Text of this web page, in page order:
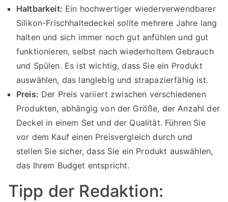
Haltbarkeit: Ein hochwertiger wiederverwendbarer
Silikon-Frischhaltedeckel sollte mehrere Jahre lang
halten und sich immer noch gut anfühlen und gut
funktionieren, selbst nach wiederholtem Gebrauch
und Spülen. Es ist wichtig, dass Sie ein Produkt
auswählen, das langlebig und strapazierfähig ist.
Preis: Der Preis variiert zwischen verschiedenen
Produkten, abhängig von der Größe, der Anzahl der
Deckel in einem Set und der Qualität. Führen Sie
vor dem Kauf einen Preisvergleich durch und
stellen Sie sicher, dass Sie ein Produkt auswählen,
das Ihrem Budget entspricht.
Tipp der Redaktion: